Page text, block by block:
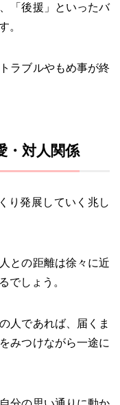
「後援」といったバ
。
ラブルやもめ事が終
・対人関係
り発展していく兆し
との距離は徐々に近
でしょう。
人であれば、届くま
みつけながら一途に